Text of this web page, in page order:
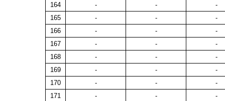
164
- -
-
165
- -
-
166
- -
-
167
- -
-
168
- -
-
169
- -
-
170
- -
-
171
- -
-